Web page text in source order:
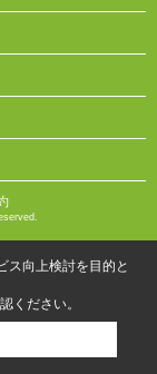
ス向上検討を目的と
ください。